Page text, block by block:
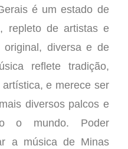
é um estado de
repleto de artistas e
diversa e de
reflete tradição,
e merece ser
diversos palcos e
o mundo. Poder
a música de Minas